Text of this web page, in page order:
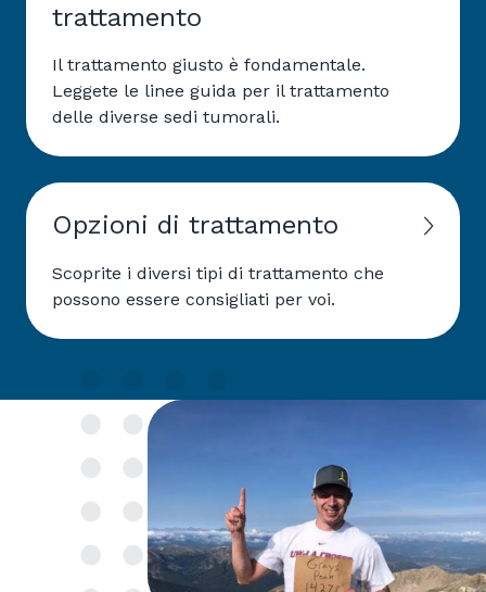
trattamento
Il trattamento giusto è fondamentale.
Leggete le linee guida per il trattamento
delle diverse sedi tumorali.
Opzioni di trattamento
Scoprite i diversi tipi di trattamento che
possono essere consigliati per voi.